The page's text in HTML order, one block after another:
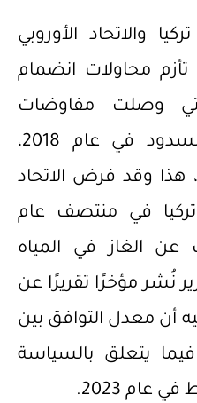
والاتحاد الأوروبي
محاولات انضمام
وصلت مفاوضات
الانضمام إلى طريق مسدود في عام 2018،
هذا وقد فرض الاتحاد
تركيا في منتصف عام
عن الغاز في المياه
نُشر مؤخرًا تقريرًا عن
أن معدل التوافق بين
فيما يتعلق بالسياسة